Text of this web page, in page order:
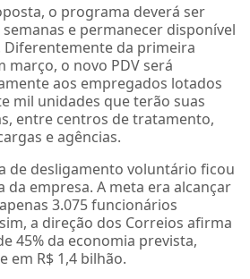
o programa deverá ser
e permanecer disponível
Diferentemente da primeira
março, o novo PDV será
aos empregados lotados
mil unidades que terão suas
entre centros de tratamento,
e agências.
de desligamento voluntário ficou
da empresa. A meta era alcançar
3.075 funcionários
a direção dos Correios afirma
45% da economia prevista,
em R$ 1,4 bilhão.